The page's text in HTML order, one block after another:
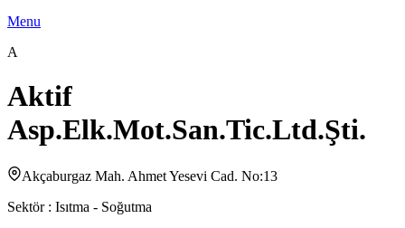
Menu
A
Aktif
Asp.Elk.Mot.San.Tic.Ltd.Şti.
Akçaburgaz Mah. Ahmet Yesevi Cad. No:13
Sektör : Isıtma - Soğutma